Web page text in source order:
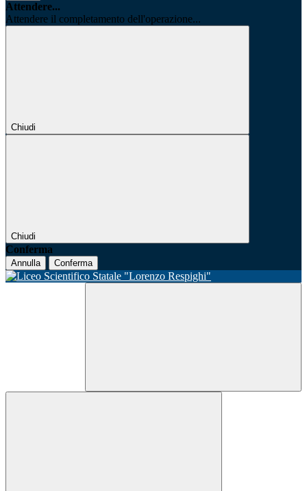
Attendere...
Attendere il completamento dell'operazione...
Chiudi
Chiudi
Conferma
Annulla Conferma